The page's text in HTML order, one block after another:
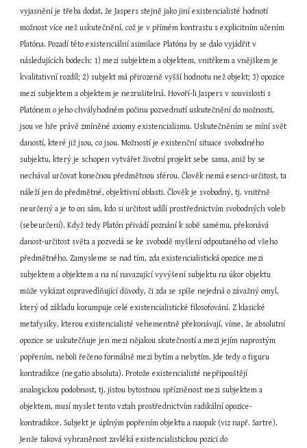
vyjasnění je třeba dodat, že Jaspers stejně jako jiní existencialisté hodnotí
možnost více než uskutečnění, což je v přímém kontrastu s explicitním učením
Platóna. Pozadí této existenciální asimilace Platóna by se dalo vyjádřit v
následujících bodech: 1) mezi subjektem a objektem, vnitřkem a vnějškem je
kvalitativní rozdíl; 2) subjekt má přirozeně vyšší hodnotu než objekt; 3) opozice
mezi subjektem a objektem je nezrušitelná. Hovoří-li Jaspers v souvislosti s
Platónem o jeho chvályhodném počinu pozvednutí uskutečnění do možnosti,
jsou ve hře právě zmíněné axiomy existencialismu. Uskutečněním se míní svět
daností, které již jsou, co jsou. Možností je existenční situace svobodného
subjektu, který je schopen vytvářet životní projekt sebe sama, aniž by se
nechával určovat konečnou předmětnou sférou. Člověk nemá esenci-určitost, ta
náleží jen do předmětné, objektivní oblasti. Člověk je svobodný, tj. vnitřně
neurčený a je to on sám, kdo si určitost udílí prostřednictvím svobodných voleb
(sebeurčení). Když tedy Platón přivádí poznání k sobě samému, překonává
danost-určitost světa a pozvedá se ke svobodě myšlení odpoutaného od všeho
předmětného. Zamysleme se nad tím, zda existencialistická opozice mezi
subjektem a objektem a na ní navazující vyvýšení subjektu na úkor objektu
může vykázat ospravedlňující důvody, či zda se spíše nejedná o závažný omyl,
který od základu korumpuje celé existencialistické filosofování. Z klasické
metafysiky, kterou existencialisté vehementně překonávají, víme, že absolutní
opozice se uskutečňuje jen mezi nějakou skutečností a mezi jejím naprostým
popřením, neboli řečeno formálně mezi bytím a nebytím. Jde tedy o figuru
kontradikce (negatio absoluta). Protože existencialisté nepřipouštějí
analogickou podobnost, tj. jistou bytostnou spřízněnost mezi subjektem a
objektem, musí myslet tento vztah prostřednictvím radikální opozice-
kontradikce. Subjekt je úplným popřením objektu a naopak (viz např. Sartre).
Jenže taková vyhraněnost zavléká existencialistickou pozici do